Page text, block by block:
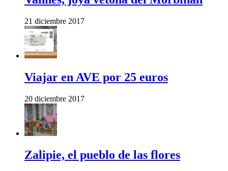
21 diciembre 2017
Viajar en AVE por 25 euros
20 diciembre 2017
Zalipie, el pueblo de las flores